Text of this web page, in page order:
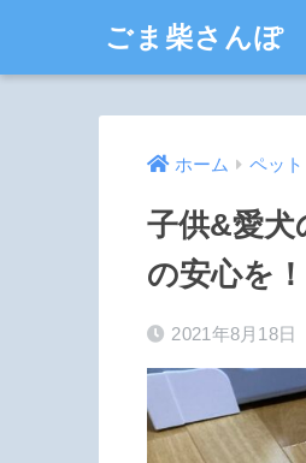
ごま柴さんぽ
ホーム ペット
子供&愛犬
の安心を！
2021年8月18日